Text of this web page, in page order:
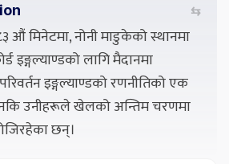
⇆
औं मिनेटमा, नोनी माडुकेको स्थानमा
इङ्गल्याण्डको लागि मैदानमा
इङ्गल्याण्डको रणनीतिको एक
उनीहरूले खेलको अन्तिम चरणमा
छन्।